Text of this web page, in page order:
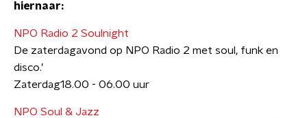
hiernaar:
NPO Radio 2 Soulnight
De zaterdagavond op NPO Radio 2 met soul, funk en
disco.’
Zaterdag18.00 - 06.00 uur
NPO Soul & Jazz